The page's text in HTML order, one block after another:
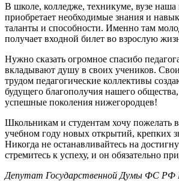
В школе, колледже, техникуме, вузе
приобретает необходимые знания и
таланты и способности. Именно там
получает входной билет во взрослую
Нужно сказать огромное спасибо
вкладывают душу в своих учеников.
трудом педагогические коллективы
будущего благополучия нашего
успешные поколения нижегородцев!
Школьникам и студентам хочу пожелать
учебном году новых открытий, крепких
Никогда не останавливайтесь на
стремитесь к успеху, и он обязательно
Депутат Государственной Думы ФС РФ